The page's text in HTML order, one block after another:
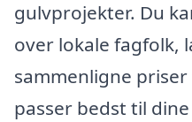
gulvprojekter. Du
over lokale fagfolk,
sammenligne
passer bedst til